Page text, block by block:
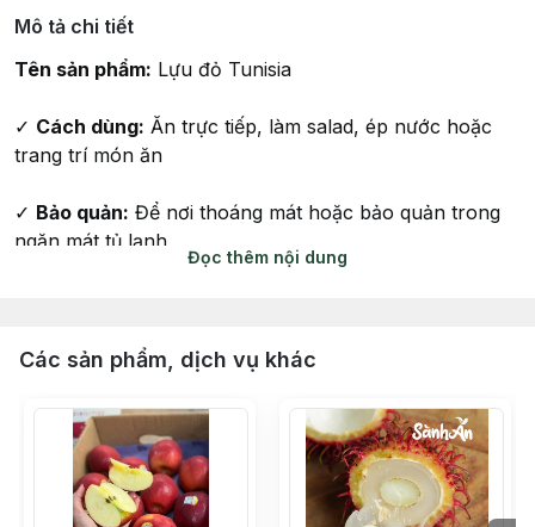
Mô tả chi tiết
Tên sản phẩm: Lựu đỏ Tunisia
✓ Cách dùng: Ăn trực tiếp, làm salad, ép nước hoặc
trang trí món ăn
✓ Bảo quản: Để nơi thoáng mát hoặc bảo quản trong
ngăn mát tủ lạnh
Đọc thêm nội dung
Các sản phẩm, dịch vụ khác